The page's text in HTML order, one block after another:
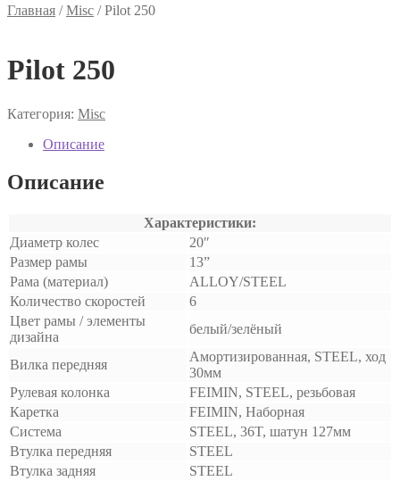
Главная /Misc /Pilot 250
Pilot 250
Категория: Misc
Описание
Описание
Характеристики:
Диаметр колес
20″
Размер рамы
13”
Рама (материал)
ALLOY/STEEL
Количество скоростей
6
Цвет рамы / элементы
дизайна
белый/зелёный
Вилка передняя
Амортизированная, STEEL, ход
30мм
Рулевая колонка
FEIMIN, STEEL, резьбовая
Каретка
FEIMIN, Наборная
Система
STEEL, 36T, шатун 127мм
Втулка передняя
STEEL
Втулка задняя
STEEL